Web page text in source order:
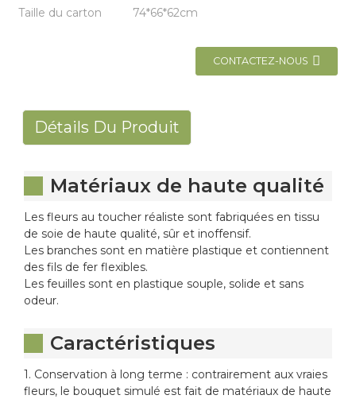
Taille du carton
74*66*62cm
CONTACTEZ-NOUS
Détails Du Produit
Matériaux de haute qualité
Les fleurs au toucher réaliste sont fabriquées en tissu
de soie de haute qualité, sûr et inoffensif.
Les branches sont en matière plastique et contiennent
des fils de fer flexibles.
Les feuilles sont en plastique souple, solide et sans
odeur.
Caractéristiques
1. Conservation à long terme : contrairement aux vraies
fleurs, le bouquet simulé est fait de matériaux de haute